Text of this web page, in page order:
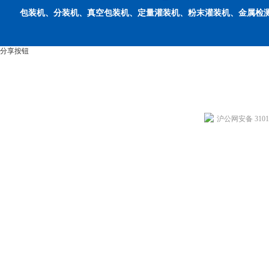
包装机、分装机、真空包装机、定量灌装机、粉末灌装机、金属检
分享按钮
沪公网安备